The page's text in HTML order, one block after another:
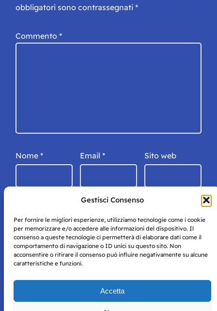
Gestisci Consenso
Per fornire le migliori esperienze, utilizziamo tecnologie come i cookie
per memorizzare e/o accedere alle informazioni del dispositivo. Il
consenso a queste tecnologie ci permetterà di elaborare dati come il
comportamento di navigazione o ID unici su questo sito. Non
acconsentire o ritirare il consenso può influire negativamente su alcune
caratteristiche e funzioni.
Accetta
obbligatori sono contrassegnati *
Commento *
Nome * Email * Sito web
Storie di Napoli è una testata registrata presso il tribunale di